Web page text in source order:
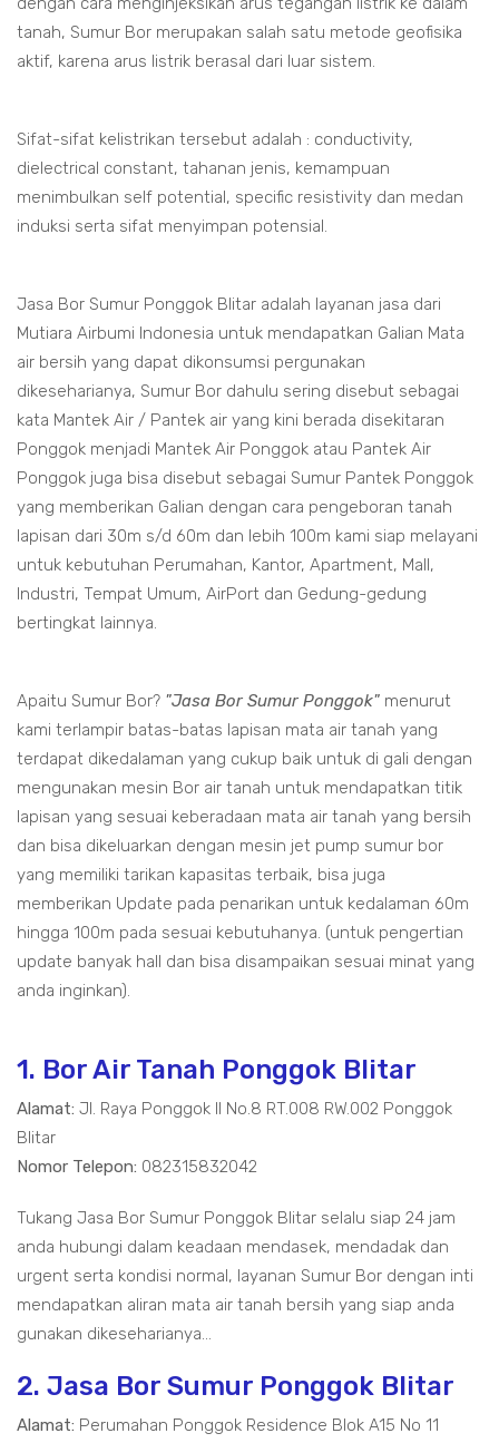
tanah, Sumur Bor merupakan salah satu metode geofisika
aktif, karena arus listrik berasal dari luar sistem.
Sifat-sifat kelistrikan tersebut adalah : conductivity,
dielectrical constant, tahanan jenis, kemampuan
menimbulkan self potential, specific resistivity dan medan
induksi serta sifat menyimpan potensial.
Jasa Bor Sumur Ponggok Blitar adalah layanan jasa dari
Mutiara Airbumi Indonesia untuk mendapatkan Galian Mata
air bersih yang dapat dikonsumsi pergunakan
dikeseharianya, Sumur Bor dahulu sering disebut sebagai
kata Mantek Air / Pantek air yang kini berada disekitaran
Ponggok menjadi Mantek Air Ponggok atau Pantek Air
Ponggok juga bisa disebut sebagai Sumur Pantek Ponggok
yang memberikan Galian dengan cara pengeboran tanah
lapisan dari 30m s/d 60m dan lebih 100m kami siap melayani
untuk kebutuhan Perumahan, Kantor, Apartment, Mall,
Industri, Tempat Umum, AirPort dan Gedung-gedung
bertingkat lainnya.
Apaitu Sumur Bor? "Jasa Bor Sumur Ponggok" menurut
kami terlampir batas-batas lapisan mata air tanah yang
terdapat dikedalaman yang cukup baik untuk di gali dengan
mengunakan mesin Bor air tanah untuk mendapatkan titik
lapisan yang sesuai keberadaan mata air tanah yang bersih
dan bisa dikeluarkan dengan mesin jet pump sumur bor
yang memiliki tarikan kapasitas terbaik, bisa juga
memberikan Update pada penarikan untuk kedalaman 60m
hingga 100m pada sesuai kebutuhanya. (untuk pengertian
update banyak hall dan bisa disampaikan sesuai minat yang
anda inginkan).
1. Bor Air Tanah Ponggok Blitar
Alamat: Jl. Raya Ponggok II No.8 RT.008 RW.002 Ponggok
Blitar
Nomor Telepon: 082315832042
Tukang Jasa Bor Sumur Ponggok Blitar selalu siap 24 jam
anda hubungi dalam keadaan mendasek, mendadak dan
urgent serta kondisi normal, layanan Sumur Bor dengan inti
mendapatkan aliran mata air tanah bersih yang siap anda
gunakan dikeseharianya...
2. Jasa Bor Sumur Ponggok Blitar
Alamat: Perumahan Ponggok Residence Blok A15 No 11